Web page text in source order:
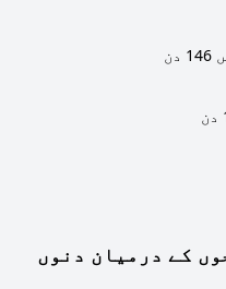
کے درمیان دنوں